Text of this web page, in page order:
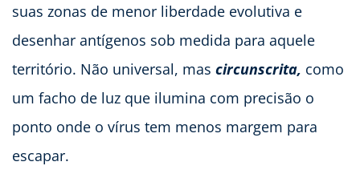
suas zonas de menor liberdade evolutiva e
desenhar antígenos sob medida para aquele
território. Não universal, mas circunscrita, como
um facho de luz que ilumina com precisão o
ponto onde o vírus tem menos margem para
escapar.